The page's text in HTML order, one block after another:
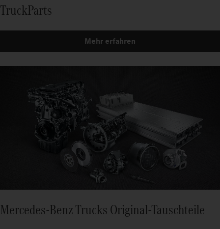
TruckParts
Mehr erfahren
Mercedes-Benz Trucks Original-Tauschteile